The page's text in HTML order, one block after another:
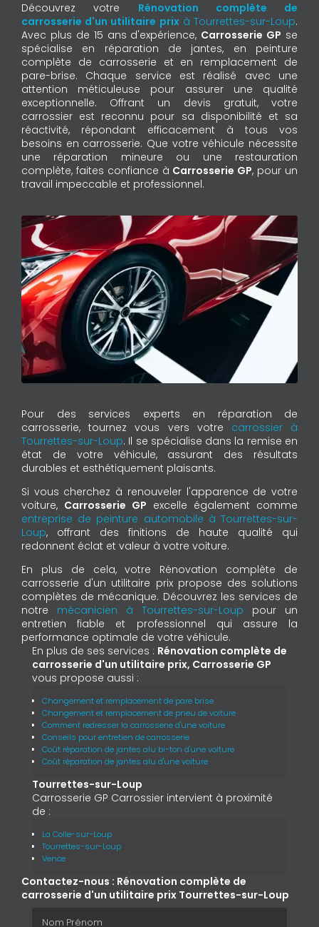
Découvrez votre Rénovation complète de
carrosserie d'un utilitaire prixà Tourrettes-sur-Loup.
Avec plus de 15 ans d'expérience, Carrosserie GP se
spécialise en réparation de jantes, en peinture
complète de carrosserie et en remplacement de
pare-brise. Chaque service est réalisé avec une
attention méticuleuse pour assurer une qualité
exceptionnelle. Offrant un devis gratuit, votre
carrossier est reconnu pour sa disponibilité et sa
réactivité, répondant efficacement à tous vos
besoins en carrosserie. Que votre véhicule nécessite
une réparation mineure ou une restauration
complète, faites confiance à Carrosserie GP, pour un
travail impeccable et professionnel.
Pour des services experts en réparation de
carrosserie, tournez vous vers votre carrossier à
Tourrettes-sur-Loup. Il se spécialise dans la remise en
état de votre véhicule, assurant des résultats
durables et esthétiquement plaisants.
Si vous cherchez à renouveler l'apparence de votre
voiture, Carrosserie GP excelle également comme
entreprise de peinture automobile à Tourrettes-sur-
Loup, offrant des finitions de haute qualité qui
redonnent éclat et valeur à votre voiture.
En plus de cela, votre Rénovation complète de
carrosserie d'un utilitaire prix propose des solutions
complètes de mécanique. Découvrez les services de
notre mécanicien à Tourrettes-sur-Loup pour un
entretien fiable et professionnel qui assure la
performance optimale de votre véhicule.
En plus de ses services : Rénovation complète de
carrosserie d'un utilitaire prix, Carrosserie GP
vous propose aussi :
Changement et remplacement de pare brise
Changement et remplacement de pneu de voiture
Comment redresser la carrosserie d'une voiture
Conseils pour entretien de carrosserie
Coût réparation de jantes alu bi-ton d'une voiture
Coût réparation de jantes alu d'une voiture
Tourrettes-sur-Loup
Carrosserie GP Carrossier intervient à proximité
de :
La Colle-sur-Loup
Tourrettes-sur-Loup
Vence
Contactez-nous : Rénovation complète de
carrosserie d'un utilitaire prix Tourrettes-sur-Loup